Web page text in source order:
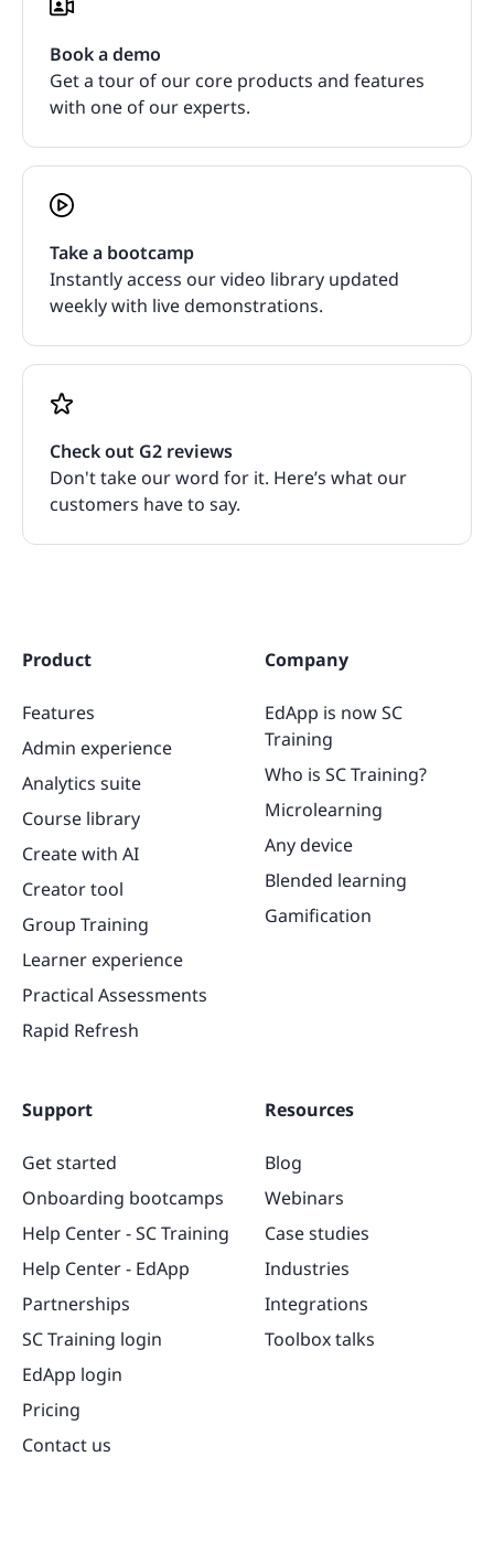
Book a demo
Get a tour of our core products and features
with one of our experts.
Take a bootcamp
Instantly access our video library updated
weekly with live demonstrations.
Check out G2 reviews
Don't take our word for it. Here’s what our
customers have to say.
Product
Features
Admin experience
Analytics suite
Course library
Create with AI
Creator tool
Group Training
Learner experience
Practical Assessments
Rapid Refresh
Company
EdApp is now SC
Training
Who is SC Training?
Microlearning
Any device
Blended learning
Gamification
Support
Get started
Onboarding bootcamps
Help Center - SC Training
Help Center - EdApp
Partnerships
SC Training login
EdApp login
Pricing
Contact us
Resources
Blog
Webinars
Case studies
Industries
Integrations
Toolbox talks